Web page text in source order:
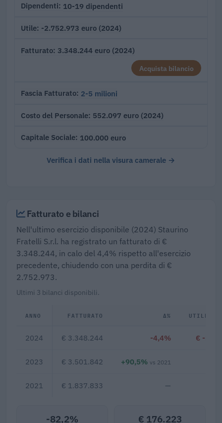
Dipendenti 10-19 dipendenti
Utile -2.752.973 euro (2024)
Fatturato 3.348.244 euro (2024)
Acquista bilancio
Fascia Fatturato 2-5 milioni
Costo del Personale 552.097 euro (2024)
Capitale Sociale 100.000 euro
Verifica i dati nella visura camerale →
Fatturato e bilanci
Nell'ultimo esercizio disponibile (2024) Staurino
Fratelli S.r.l. ha registrato un fatturato di €
3.348.244, in calo del 4,4% rispetto all'esercizio
precedente, chiudendo con una perdita di €
2.752.973.
Ultimi 3 bilanci disponibili.
ANNO FATTURATO Δ% UTILE/
2024 € 3.348.244 -4,4% € -
2023 € 3.501.842 +90,5% vs 2021
2021 € 1.837.833 —
-82,2% € 176.223